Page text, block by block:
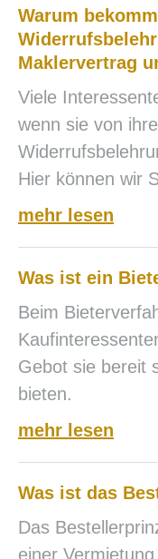
Warum
Maklervertrag
Viele
wenn sie von
Hier können wir
mehr lesen
Was ist ein
Beim
Gebot sie bereit
bieten.
mehr lesen
Was ist das
Das
einer